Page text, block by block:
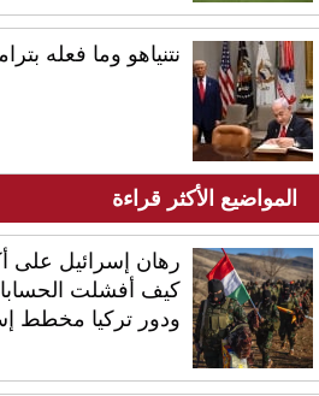
نتنياهو وما فعله
المواضيع الأكثر قراءة
رهان إسرائيل على
كيف أفشلت
ودور تركيا مخطط